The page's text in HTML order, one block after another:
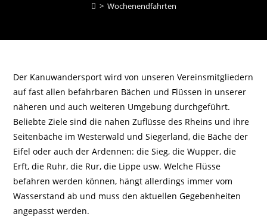
> Wochenendfahrten
Der Kanuwandersport wird von unseren Vereinsmitgliedern
auf fast allen befahrbaren Bächen und Flüssen in unserer
näheren und auch weiteren Umgebung durchgeführt.
Beliebte Ziele sind die nahen Zuflüsse des Rheins und ihre
Seitenbäche im Westerwald und Siegerland, die Bäche der
Eifel oder auch der Ardennen: die Sieg, die Wupper, die
Erft, die Ruhr, die Rur, die Lippe usw. Welche Flüsse
befahren werden können, hängt allerdings immer vom
Wasserstand ab und muss den aktuellen Gegebenheiten
angepasst werden.